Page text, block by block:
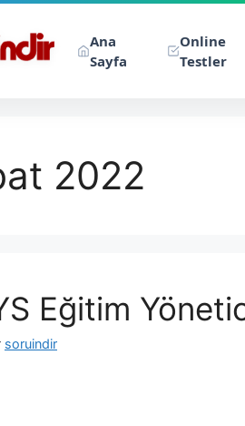
Ana
Sayfa
Online
Testler
2022
Eğitim
soruindir